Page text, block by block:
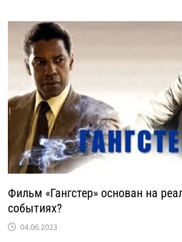
Фильм «Гангстер» основан на
событиях?
04.06.2023